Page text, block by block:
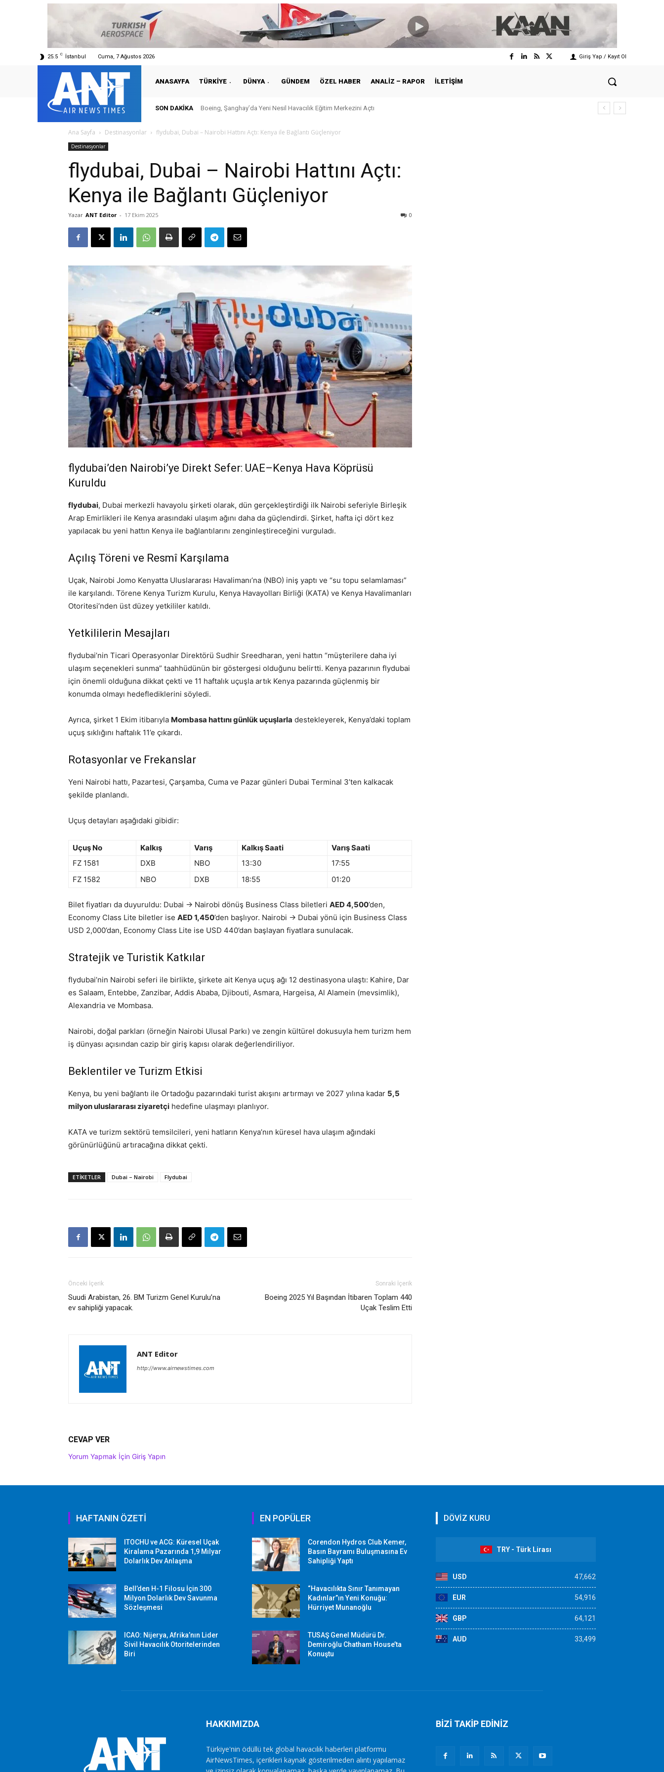
25.5 C İstanbul Cuma, 7 Ağustos 2026 Giriş Yap / Kayıt Ol
ANASAYFA TÜRKIYE DÜNYA GÜNDEM ÖZEL HABER ANALIZ – RAPOR İLETIŞIM
SON DAKIKA Boeing, Şanghay’da Yeni Nesil Havacılık Eğitim Merkezini Açtı
Ana Sayfa Destinasyonlar flydubai, Dubai – Nairobi Hattını Açtı: Kenya ile Bağlantı Güçleniyor
Destinasyonlar
flydubai, Dubai – Nairobi Hattını Açtı:
Kenya ile Bağlantı Güçleniyor
Yazar ANT Editor - 17 Ekim 2025 0
flydubai’den Nairobi’ye Direkt Sefer: UAE–Kenya Hava Köprüsü
Kuruldu
flydubai, Dubai merkezli havayolu şirketi olarak, dün gerçekleştirdiği ilk Nairobi seferiyle Birleşik
Arap Emirlikleri ile Kenya arasındaki ulaşım ağını daha da güçlendirdi. Şirket, hafta içi dört kez
yapılacak bu yeni hattın Kenya ile bağlantılarını zenginleştireceğini vurguladı.
Açılış Töreni ve Resmî Karşılama
Uçak, Nairobi Jomo Kenyatta Uluslararası Havalimanı’na (NBO) iniş yaptı ve “su topu selamlaması”
ile karşılandı. Törene Kenya Turizm Kurulu, Kenya Havayolları Birliği (KATA) ve Kenya Havalimanları
Otoritesi’nden üst düzey yetkililer katıldı.
Yetkililerin Mesajları
flydubai’nin Ticari Operasyonlar Direktörü Sudhir Sreedharan, yeni hattın “müşterilere daha iyi
ulaşım seçenekleri sunma” taahhüdünün bir göstergesi olduğunu belirtti. Kenya pazarının flydubai
için önemli olduğuna dikkat çekti ve 11 haftalık uçuşla artık Kenya pazarında güçlenmiş bir
konumda olmayı hedeflediklerini söyledi.
Ayrıca, şirket 1 Ekim itibarıyla Mombasa hattını günlük uçuşlarla destekleyerek, Kenya’daki toplam
uçuş sıklığını haftalık 11’e çıkardı.
Rotasyonlar ve Frekanslar
Yeni Nairobi hattı, Pazartesi, Çarşamba, Cuma ve Pazar günleri Dubai Terminal 3’ten kalkacak
şekilde planlandı.
Uçuş detayları aşağıdaki gibidir:
Uçuş No Kalkış Varış Kalkış Saati
Varış Saati
FZ 1581
DXB NBO 13:30
17:55
FZ 1582
NBO DXB 18:55 01:20
Bilet fiyatları da duyuruldu: Dubai → Nairobi dönüş Business Class biletleri AED 4,500’den,
Economy Class Lite biletler ise AED 1,450’den başlıyor. Nairobi → Dubai yönü için Business Class
USD 2,000’dan, Economy Class Lite ise USD 440’dan başlayan fiyatlara sunulacak.
Stratejik ve Turistik Katkılar
flydubai’nin Nairobi seferi ile birlikte, şirkete ait Kenya uçuş ağı 12 destinasyona ulaştı: Kahire, Dar
es Salaam, Entebbe, Zanzibar, Addis Ababa, Djibouti, Asmara, Hargeisa, Al Alamein (mevsimlik),
Alexandria ve Mombasa.
Nairobi, doğal parkları (örneğin Nairobi Ulusal Parkı) ve zengin kültürel dokusuyla hem turizm hem
iş dünyası açısından cazip bir giriş kapısı olarak değerlendiriliyor.
Beklentiler ve Turizm Etkisi
Kenya, bu yeni bağlantı ile Ortadoğu pazarındaki turist akışını artırmayı ve 2027 yılına kadar 5,5
milyon uluslararası ziyaretçi hedefine ulaşmayı planlıyor.
KATA ve turizm sektörü temsilcileri, yeni hatların Kenya’nın küresel hava ulaşım ağındaki
görünürlüğünü artıracağına dikkat çekti.
ETIKETLER Dubai – Nairobi Flydubai
Önceki İçerik
Suudi Arabistan, 26. BM Turizm Genel Kurulu’na
ev sahipliği yapacak.
Sonraki İçerik
Boeing 2025 Yıl Başından İtibaren Toplam 440
Uçak Teslim Etti
ANT Editor
http://www.airnewstimes.com
CEVAP VER
Yorum Yapmak İçin Giriş Yapın
HAFTANIN ÖZETİ
ITOCHU ve ACG: Küresel Uçak
Kiralama Pazarında 1,9 Milyar
Dolarlık Dev Anlaşma
Bell’den H-1 Filosu İçin 300
Milyon Dolarlık Dev Savunma
Sözleşmesi
ICAO: Nijerya, Afrika’nın Lider
Sivil Havacılık Otoritelerinden
Biri
EN POPÜLER
Corendon Hydros Club Kemer,
Basın Bayramı Buluşmasına Ev
Sahipliği Yaptı
“Havacılıkta Sınır Tanımayan
Kadınlar”ın Yeni Konuğu:
Hürriyet Munanoğlu
TUSAŞ Genel Müdürü Dr.
Demiroğlu Chatham House’ta
Konuştu
DÖVİZ KURU
TRY - Türk Lirası
USD 47,662
EUR 54,916
GBP 64,121
AUD 33,499
HAKKIMIZDA
Türkiye'nin ödüllü tek global havacılık haberleri platformu
AirNewsTimes, içerikleri kaynak gösterilmeden alıntı yapılamaz
BİZİ TAKİP EDİNİZ